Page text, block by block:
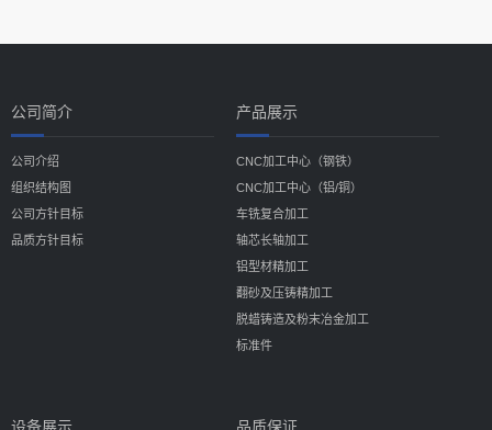
公司简介
公司介绍
组织结构图
公司方针目标
品质方针目标
产品展示
CNC加工中心（钢铁）
CNC加工中心（铝/铜）
车铣复合加工
轴芯长轴加工
铝型材精加工
翻砂及压铸精加工
脱蜡铸造及粉末冶金加工
标准件